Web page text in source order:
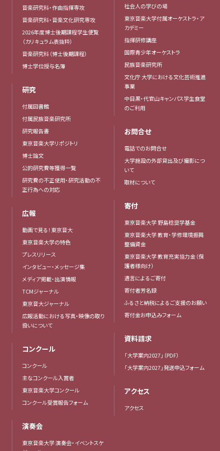
音楽研究科・作曲指揮専攻
音楽研究科・音楽文化研究専攻
2026年度博士後期課程学生便覧
（カリキュラム表抜粋）
音楽研究科（博士後期課程）
博士学位授与名簿
研究
付属図書館
付属民族音楽研究所
研究報告書
東京音楽大学リポジトリ
博士論文
公的研究費等獲得一覧
研究費の不正使用・研究活動の不
正行為への対応
広報
動画で見る！東京音大
東京音楽大学の特色
プレスリリース
インタビュー・メッセージ集
メディア掲載・出演情報
TCMジャーナル
東京音大ジャーナル
広報活動における写真・映像の取り
扱いについて
コンクール
コンクール
主なコンクール入賞者
東京音楽大学コンクール
コンクール受賞報告フォーム
演奏会
東京音楽大学 演奏会・イベントスケ
社会人の学びの場
東京音楽大学付属オーケストラ・ア
カデミー
指揮研修講座
国際青少年オーケストラ
民族音楽研究所
文化庁 大学における文化芸術推進
事業
中目黒・代官山キャンパス学生食堂
のご利用
お問合せ
電話でのお問合せ
大学施設の外部貸出及び撮影につ
いて
取材について
寄付
東京音楽大学 野島稔奨学基金
東京音楽大学 教育・学修環境振興
整備資金
東京音楽大学 教育充実協力金（保
護者様向け）
遺言によるご寄付
寄付者芳名録
ふるさと納税によるご支援のお願い
寄付金お申込みフォーム
資料請求
「大学案内2027」（PDF）
「大学案内2027」発送申込フォーム
アクセス
アクセス